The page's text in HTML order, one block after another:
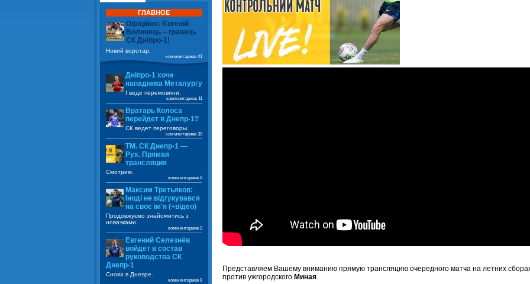
Представляем Вашему вниманию прямую трансляцию очередного матча на летних
против ужгородского Миная.
ГЛАВНОЕ
Офіційно: Євгеній
Волинець – гравець
СК Дніпро-1!
Новий воротар.
комментариев 41
Дніпро-1 хоче
нападника Металургу
І веде перемовини.
комментариев 11
Вратарь Колоса
перейдет в Днепр-1?
СК ведет переговоры.
комментариев 39
ТМ. СК Днепр-1 —
Рух. Прямая
трансляция
Смотрим.
комментариев 8
Максим Третьяков:
Іноді не відгукувався
на своє ім'я (+відео)
Продовжуємо знайомитись з
новачками.
комментариев 2
Евгений Селезнёв
войдет в состав
руководства СК
Днепр-1
Снова в Днепре.
комментариев 8